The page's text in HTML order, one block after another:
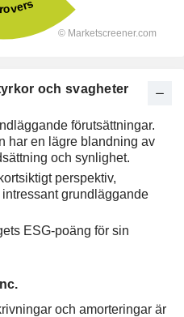
och svagheter
förutsättningar.
har en lägre blandning av
och synlighet.
perspektiv,
grundläggande
ESG-poäng för sin
och amorteringar är